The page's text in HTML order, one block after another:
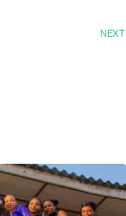
NEXT